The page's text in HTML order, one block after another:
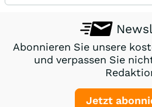
Abonnieren Sie unsere
und verpassen Sie
Jetzt